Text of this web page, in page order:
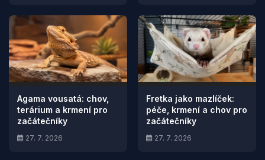
Agama vousatá: chov,
terárium a krmení pro
začátečníky
27. 7. 2026
Fretka jako mazlíček:
péče, krmení a chov pro
začátečníky
27. 7. 2026